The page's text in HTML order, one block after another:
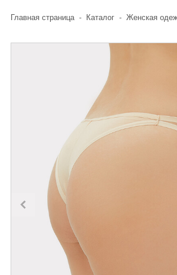
Главная страница - Каталог - Женская